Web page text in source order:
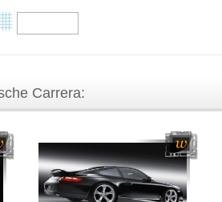
Carrera: